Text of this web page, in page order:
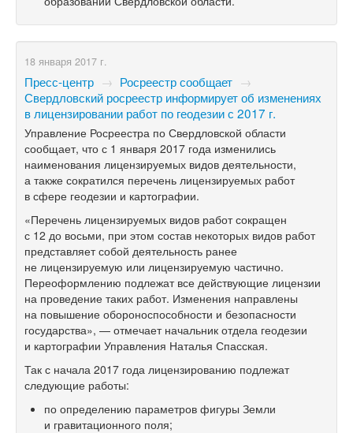
18 января 2017 г.
Пресс-центр → Росреестр сообщает →
Свердловский росреестр информирует об изменениях
в лицензировании работ по геодезии с 2017 г.
Управление Росреестра по Свердловской области
сообщает, что с 1 января 2017 года изменились
наименования лицензируемых видов деятельности,
а также сократился перечень лицензируемых работ
в сфере геодезии и картографии.
«Перечень лицензируемых видов работ сокращен
с 12 до восьми, при этом состав некоторых видов работ
представляет собой деятельность ранее
не лицензируемую или лицензируемую частично.
Переоформлению подлежат все действующие лицензии
на проведение таких работ. Изменения направлены
на повышение обороноспособности и безопасности
государства», — отмечает начальник отдела геодезии
и картографии Управления Наталья Спасская.
Так с начала 2017 года лицензированию подлежат
следующие работы:
по определению параметров фигуры Земли
и гравитационного поля;